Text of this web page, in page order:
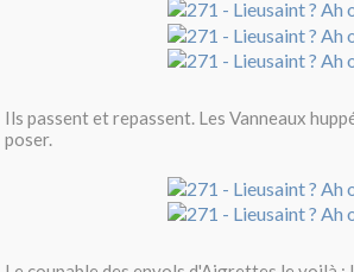
Ils passent et repassent. Les Vanneaux
poser.